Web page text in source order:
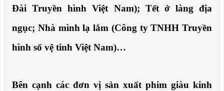
Đài Truyền hình Việt Nam); Tết ở làng địa
ngục; Nhà mình lạ lắm (Công ty TNHH Truyền
hình số vệ tinh Việt Nam)…
Bên cạnh các đơn vị sản xuất phim giàu kinh